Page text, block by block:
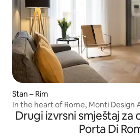
Stan – Rim
In the heart of Rome, Monti Design
Drugi izvrsni smještaj za
Porta Di